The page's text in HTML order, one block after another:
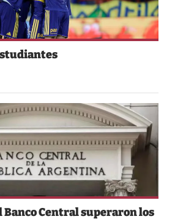
Banco Central superaron los